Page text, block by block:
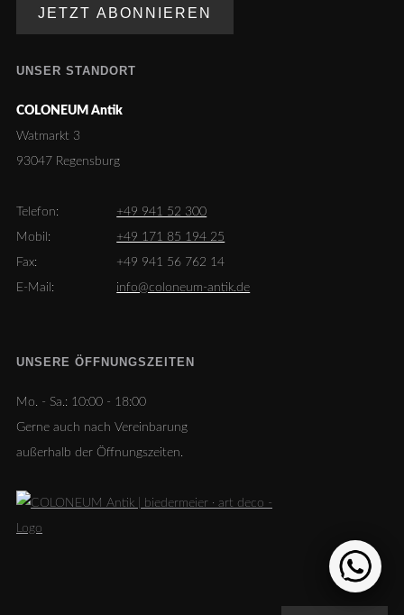
UNSER STANDORT
COLONEUM Antik
Watmarkt 3
93047 Regensburg
Telefon:
+49 941 52 300
Mobil:
+49 171 85 194 25
Fax:
+49 941 56 762 14
E-Mail:
info@coloneum-antik.de
UNSERE ÖFFNUNGSZEITEN
Mo. - Sa.: 10:00 - 18:00
Gerne auch nach Vereinbarung
außerhalb der Öffnungszeiten.